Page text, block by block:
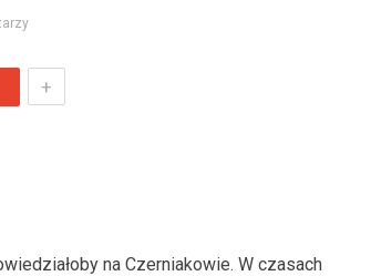
+
na Czerniakowie. W czasach